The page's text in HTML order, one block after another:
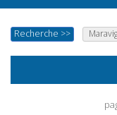
Recherche >>